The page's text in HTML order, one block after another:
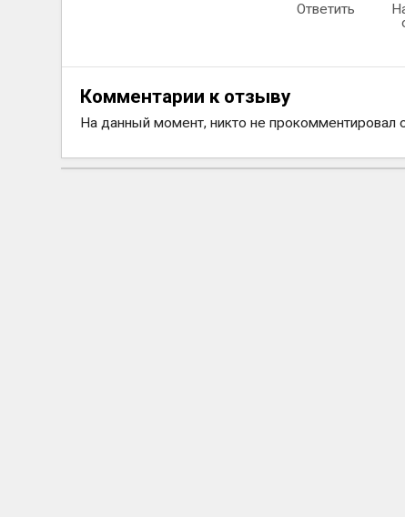
Ответить
Комментарии к отзыву
На данный момент, никто не прокомментировал